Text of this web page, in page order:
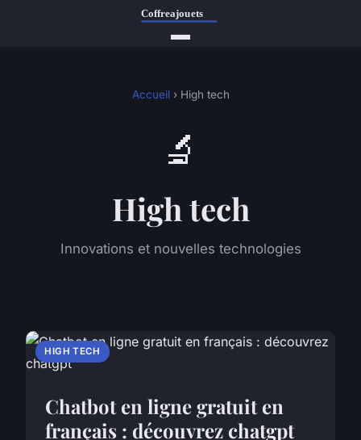
Accueil› High tech
🔬
High tech
Innovations et nouvelles technologies
HIGH TECH
Chatbot en ligne gratuit en
français : découvrez chatgpt